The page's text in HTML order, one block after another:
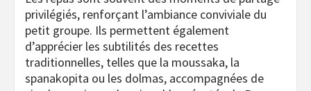
privilégiés, renforçant l’ambiance conviviale du
petit groupe. Ils permettent également
d’apprécier les subtilités des recettes
traditionnelles, telles que la moussaka, la
spanakopita ou les dolmas, accompagnées de